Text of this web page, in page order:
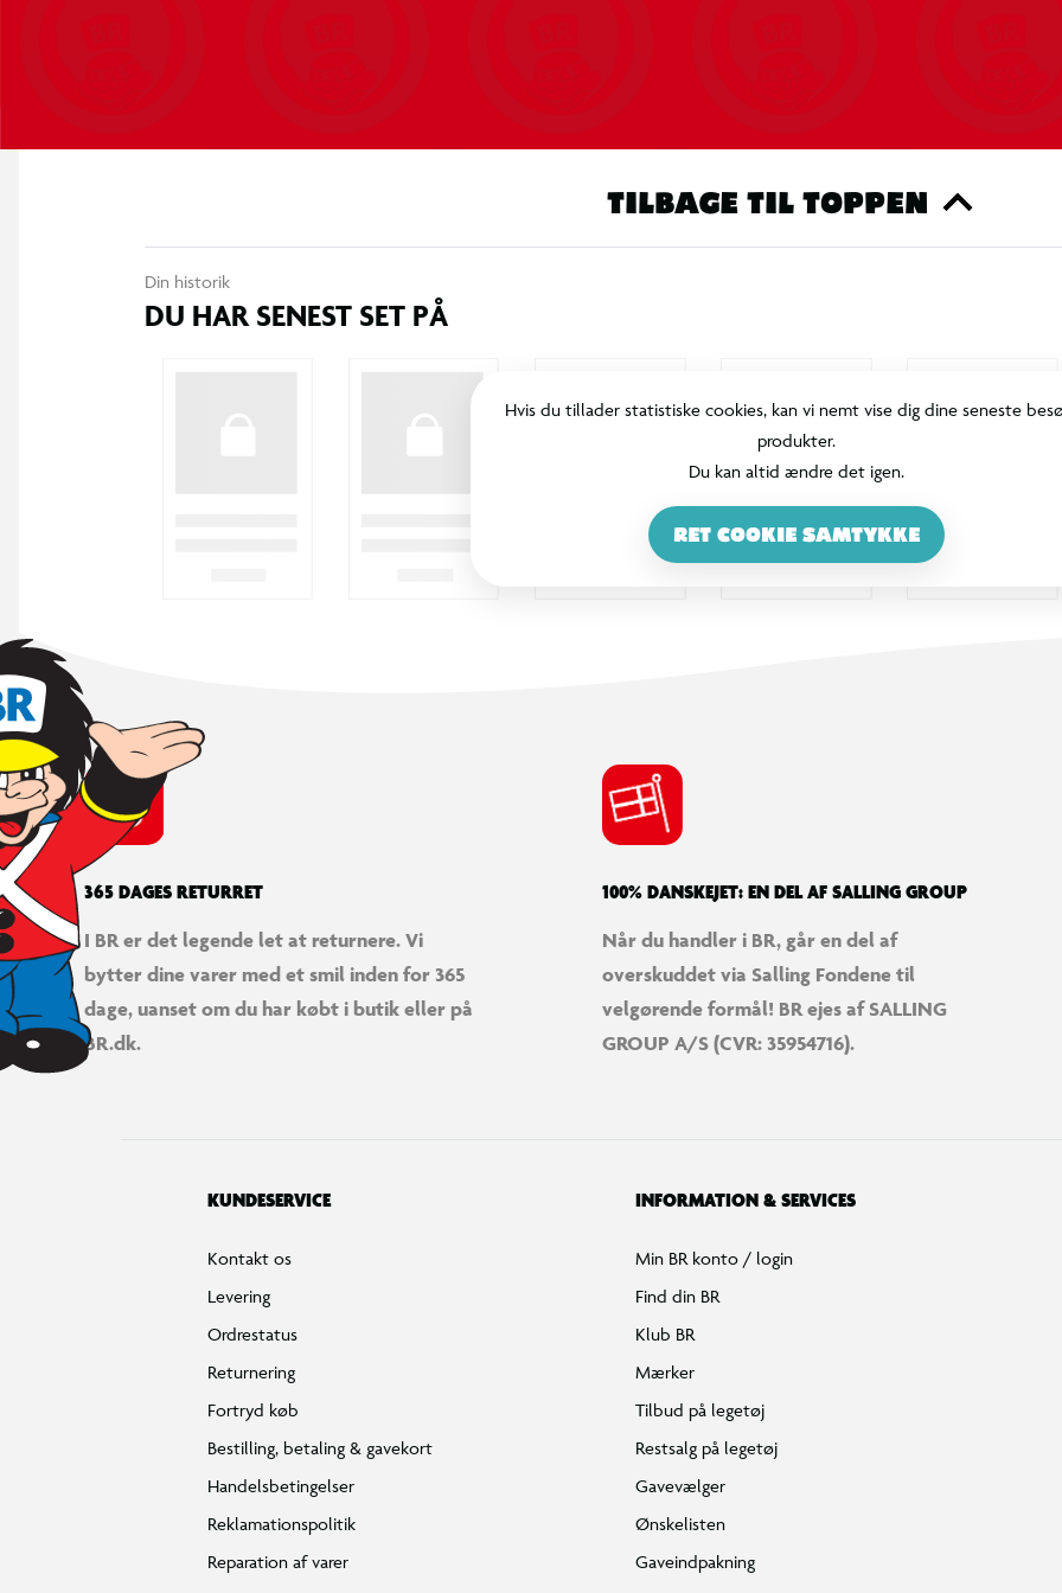
TILBAGE TIL TOPPEN
Din historik
DU HAR SENEST SET PÅ
Hvis du tillader statistiske cookies, kan vi nemt vise dig dine seneste
produkter.
Du kan altid ændre det igen.
RET COOKIE SAMTYKKE
365 DAGES RETURRET
I BR er det legende let at returnere. Vi
bytter dine varer med et smil inden for 365
dage, uanset om du har købt i butik eller på
BR.dk.
100% DANSKEJET: EN DEL AF SALLING GROUP
Når du handler i BR, går en del af
overskuddet via Salling Fondene til
velgørende formål! BR ejes af SALLING
GROUP A/S (CVR: 35954716).
KUNDESERVICE
Kontakt os
Levering
Ordrestatus
Returnering
Fortryd køb
Bestilling, betaling & gavekort
Handelsbetingelser
Reklamationspolitik
Reparation af varer
INFORMATION & SERVICES
Min BR konto / login
Find din BR
Klub BR
Mærker
Tilbud på legetøj
Restsalg på legetøj
Gavevælger
Ønskelisten
Gaveindpakning